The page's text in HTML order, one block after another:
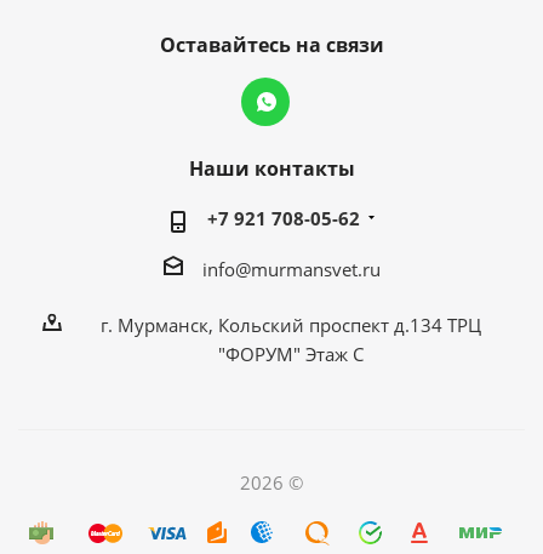
Оставайтесь на связи
Наши контакты
+7 921 708-05-62
info@murmansvet.ru
г. Мурманск, Кольский проспект д.134 ТРЦ
"ФОРУМ" Этаж С
2026 ©